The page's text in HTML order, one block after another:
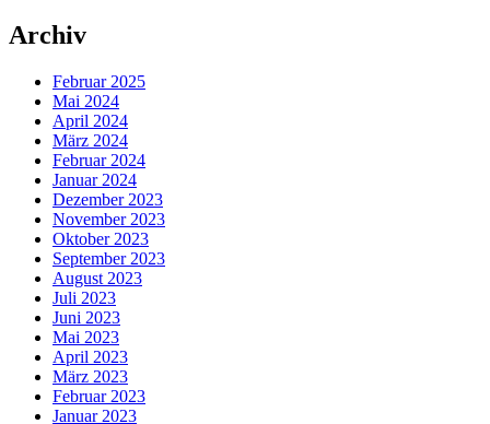
Archiv
Februar 2025
Mai 2024
April 2024
März 2024
Februar 2024
Januar 2024
Dezember 2023
November 2023
Oktober 2023
September 2023
August 2023
Juli 2023
Juni 2023
Mai 2023
April 2023
März 2023
Februar 2023
Januar 2023